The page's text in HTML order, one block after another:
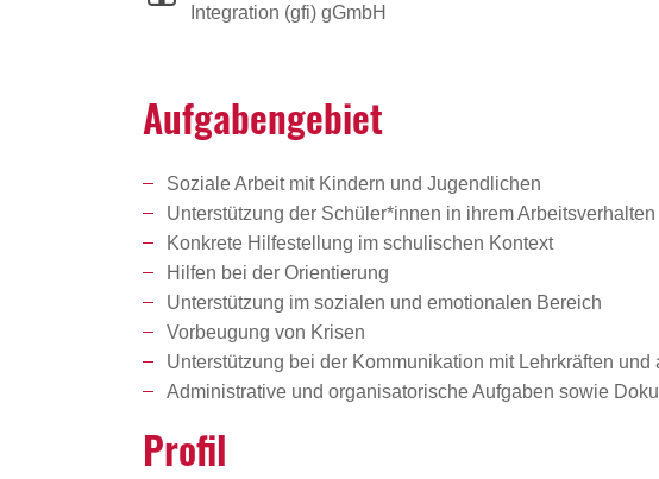
Integration (gfi) gGmbH
Aufga­ben­ge­biet
Soziale Arbeit mit Kindern und Jugendlichen
Unterstützung der Schüler*innen in ihrem
Konkrete Hilfestellung im schulischen Kontext
Hilfen bei der Orientierung
Unterstützung im sozialen und emotionalen Bereich
Vorbeugung von Krisen
Unterstützung bei der Kommunikation mit Lehrkräften
Administrative und organisatorische Aufgaben sowie
Profil